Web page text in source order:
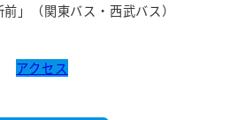
」（関東バス・西武バス）
アクセス